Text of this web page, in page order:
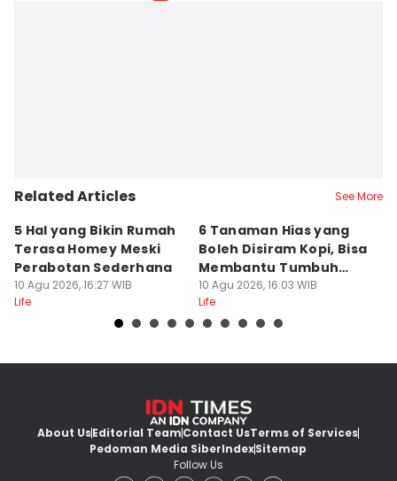
Related Articles See More
5 Hal yang Bikin Rumah
Terasa Homey Meski
Perabotan Sederhana
10 Agu 2026, 16:27 WIB
Life
6 Tanaman Hias yang
Boleh Disiram Kopi, Bisa
Membantu Tumbuh
Optimal
10 Agu 2026, 16:03 WIB
Life
About UsEditorial TeamContact UsTerms of Services
Pedoman Media SiberIndexSitemap
Follow Us